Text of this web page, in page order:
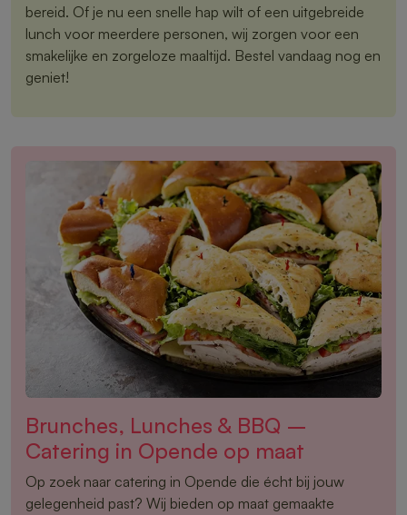
bereid. Of je nu een snelle hap wilt of een uitgebreide
lunch voor meerdere personen, wij zorgen voor een
smakelijke en zorgeloze maaltijd. Bestel vandaag nog en
geniet!
Brunches, Lunches & BBQ –
Catering in Opende op maat
Op zoek naar catering in Opende die écht bij jouw
gelegenheid past? Wij bieden op maat gemaakte